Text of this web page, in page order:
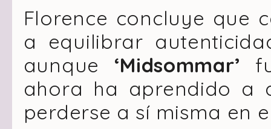
Florence concluye que
a equilibrar
aunque ‘Midsommar’
ahora ha aprendido a
perderse a sí misma en